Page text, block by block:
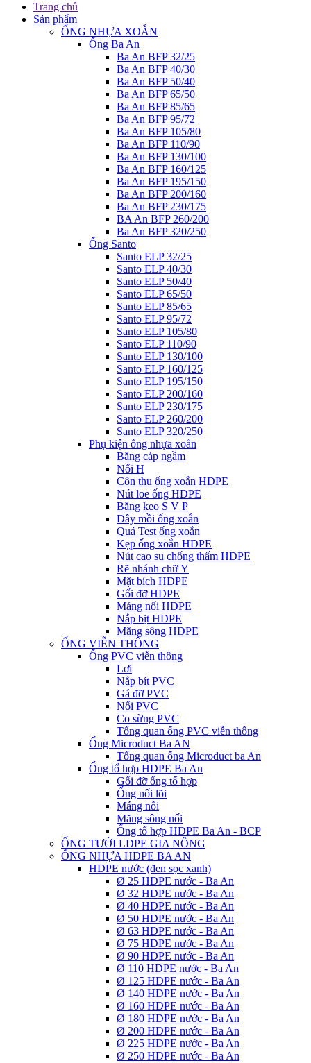
Trang chủ
Sản phẩm
ỐNG NHỰA XOẮN
Ống Ba An
Ba An BFP 32/25
Ba An BFP 40/30
Ba An BFP 50/40
Ba An BFP 65/50
Ba An BFP 85/65
Ba An BFP 95/72
Ba An BFP 105/80
Ba An BFP 110/90
Ba An BFP 130/100
Ba An BFP 160/125
Ba An BFP 195/150
Ba An BFP 200/160
Ba An BFP 230/175
BA An BFP 260/200
Ba An BFP 320/250
Ống Santo
Santo ELP 32/25
Santo ELP 40/30
Santo ELP 50/40
Santo ELP 65/50
Santo ELP 85/65
Santo ELP 95/72
Santo ELP 105/80
Santo ELP 110/90
Santo ELP 130/100
Santo ELP 160/125
Santo ELP 195/150
Santo ELP 200/160
Santo ELP 230/175
Santo ELP 260/200
Santo ELP 320/250
Phụ kiện ống nhựa xoắn
Băng cáp ngầm
Nối H
Côn thu ống xoắn HDPE
Nút loe ống HDPE
Băng keo S V P
Dây mồi ống xoắn
Quả Test ống xoắn
Kẹp ống xoắn HDPE
Nút cao su chống thấm HDPE
Rẽ nhánh chữ Y
Mặt bích HDPE
Gối đỡ HDPE
Máng nối HDPE
Nắp bịt HDPE
Măng sông HDPE
ỐNG VIỄN THÔNG
Ống PVC viễn thông
Lơi
Nắp bít PVC
Gá đỡ PVC
Nối PVC
Co sừng PVC
Tổng quan ống PVC viễn thông
Ống Microduct Ba AN
Tổng quan ống Microduct ba An
Ống tổ hợp HDPE Ba An
Gối đỡ ống tổ hợp
Ống nối lõi
Máng nối
Măng sông nối
Ống tổ hợp HDPE Ba An - BCP
ỐNG TƯỚI LDPE GIA NÔNG
ỐNG NHỰA HDPE BA AN
HDPE nước (đen sọc xanh)
Ø 25 HDPE nước - Ba An
Ø 32 HDPE nước - Ba An
Ø 40 HDPE nước - Ba An
Ø 50 HDPE nước - Ba An
Ø 63 HDPE nước - Ba An
Ø 75 HDPE nước - Ba An
Ø 90 HDPE nước - Ba An
Ø 110 HDPE nước - Ba An
Ø 125 HDPE nước - Ba An
Ø 140 HDPE nước - Ba An
Ø 160 HDPE nước - Ba An
Ø 180 HDPE nước - Ba An
Ø 200 HDPE nước - Ba An
Ø 225 HDPE nước - Ba An
Ø 250 HDPE nước - Ba An